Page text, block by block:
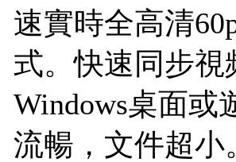
速實時全高清
式。快速同步
Windows桌面或
流暢，文件超小